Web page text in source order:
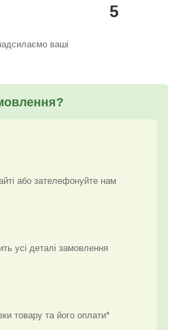
5
ваші
або зателефонуйте нам
усі деталі замовлення
товару та його оплати*